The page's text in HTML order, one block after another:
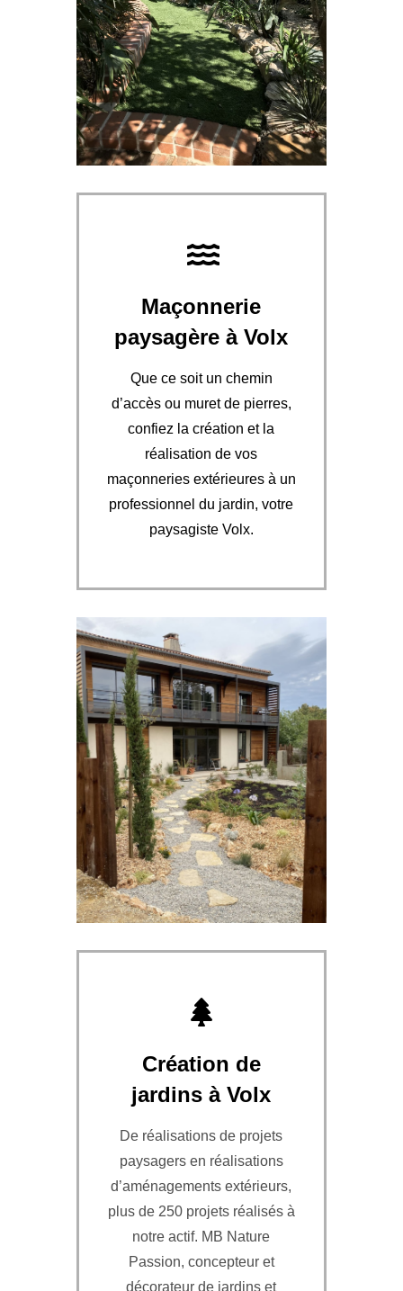
Maçonnerie
paysagère à Volx
Que ce soit un chemin
d’accès ou muret de pierres,
confiez la création et la
réalisation de vos
maçonneries extérieures à un
professionnel du jardin, votre
paysagiste Volx.
Création de
jardins à Volx
De réalisations de projets
paysagers en réalisations
d’aménagements extérieurs,
plus de 250 projets réalisés à
notre actif. MB Nature
Passion, concepteur et
décorateur de jardins et